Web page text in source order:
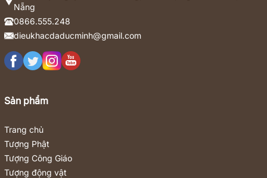
Nẵng
0866.555.248
dieukhacdaducminh@gmail.com
Sản phẩm
Trang chủ
Tượng Phật
Tượng Công Giáo
Tượng động vật